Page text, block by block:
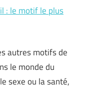
: le motif le plus
autres motifs de
le monde du
sexe ou la santé,